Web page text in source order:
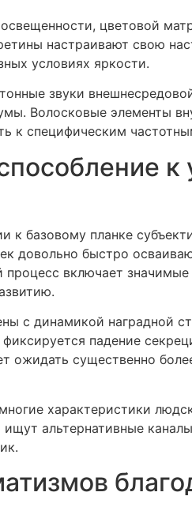
цветовой
настраивают свою
условиях яркости.
звуки
Волосковые элементы
к специфическим
к
базовому планке
довольно быстро
включает
с динамикой наградной
падение
ожидать существенно
характеристики
альтернативные